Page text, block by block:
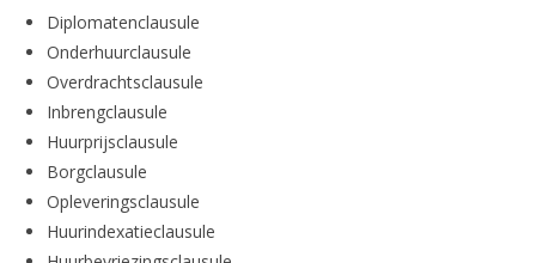
Diplomatenclausule
Onderhuurclausule
Overdrachtsclausule
Inbrengclausule
Huurprijsclausule
Borgclausule
Opleveringsclausule
Huurindexatieclausule